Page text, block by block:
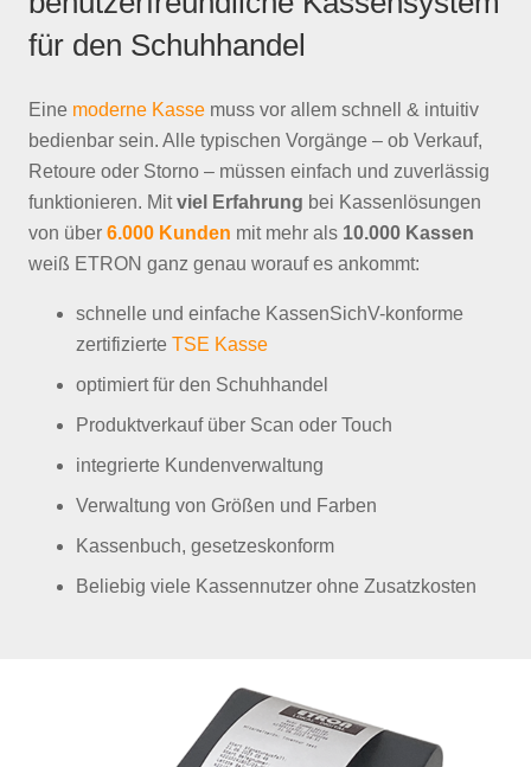
für den Schuhhandel
Eine moderne Kasse muss vor allem schnell & intuitiv
bedienbar sein. Alle typischen Vorgänge – ob Verkauf,
Retoure oder Storno – müssen einfach und zuverlässig
funktionieren. Mitviel Erfahrung bei Kassenlösungen
von über 6.000 Kunden mit mehr als 10.000 Kassen
weiß ETRON ganz genau worauf es ankommt:
schnelle und einfache KassenSichV-konforme
zertifizierte TSE Kasse
optimiert für den Schuhhandel
Produktverkauf über Scan oder Touch
integrierte Kundenverwaltung
Verwaltung von Größen und Farben
Kassenbuch, gesetzeskonform
Beliebig viele Kassennutzer ohne Zusatzkosten